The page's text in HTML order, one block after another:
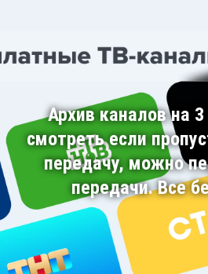
Архив каналов на
смотреть если
передачу, можно
передачи. Все